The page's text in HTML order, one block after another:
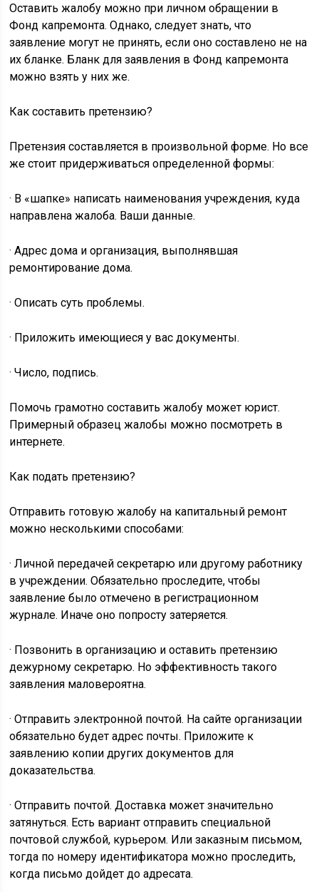
Оставить жалобу можно при личном обращении в
Фонд капремонта. Однако, следует знать, что
заявление могут не принять, если оно составлено не на
их бланке. Бланк для заявления в Фонд капремонта
можно взять у них же.
Как составить претензию?
Претензия составляется в произвольной форме. Но все
же стоит придерживаться определенной формы:
· В «шапке» написать наименования учреждения, куда
направлена жалоба. Ваши данные.
· Адрес дома и организация, выполнявшая
ремонтирование дома.
· Описать суть проблемы.
· Приложить имеющиеся у вас документы.
· Число, подпись.
Помочь грамотно составить жалобу может юрист.
Примерный образец жалобы можно посмотреть в
интернете.
Как подать претензию?
Отправить готовую жалобу на капитальный ремонт
можно несколькими способами:
· Личной передачей секретарю или другому работнику
в учреждении. Обязательно проследите, чтобы
заявление было отмечено в регистрационном
журнале. Иначе оно попросту затеряется.
· Позвонить в организацию и оставить претензию
дежурному секретарю. Но эффективность такого
заявления маловероятна.
· Отправить электронной почтой. На сайте организации
обязательно будет адрес почты. Приложите к
заявлению копии других документов для
доказательства.
· Отправить почтой. Доставка может значительно
затянуться. Есть вариант отправить специальной
почтовой службой, курьером. Или заказным письмом,
тогда по номеру идентификатора можно проследить,
когда письмо дойдет до адресата.